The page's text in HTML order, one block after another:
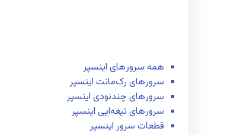
همه سرور‌های اینسپر
سرور‌های رک‌مانت اینسپر
سرور‌های چند‌نودی اینسپر
سرور‌های تیغه‌ایی اینسپر
قطعات سرور اینسپر